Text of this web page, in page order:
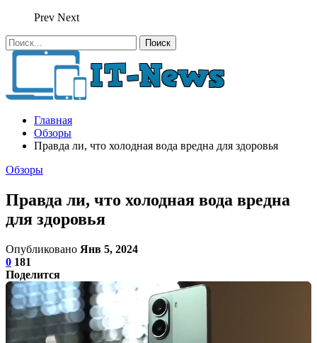
Prev Next
Главная
Обзоры
Правда ли, что холодная вода вредна для здоровья
Обзоры
Правда ли, что холодная вода вредна
для здоровья
Опубликовано Янв 5, 2024
0 181
Поделится